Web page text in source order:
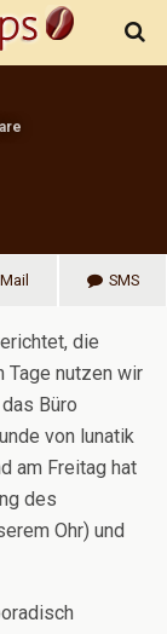
Mail SMS
die
Tage nutzen wir
Büro
von lunatik
am Freitag hat
des
Ohr) und